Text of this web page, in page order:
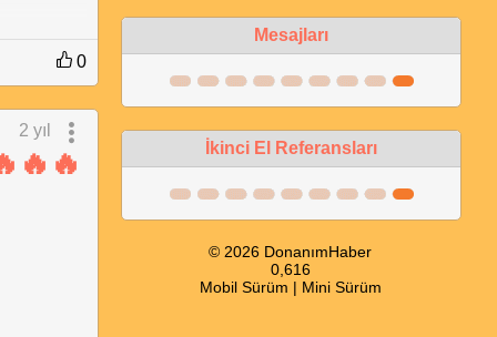
0
2 yıl
Mesajları
İkinci El Referansları
© 2026 DonanımHaber
0,616
Mobil Sürüm | Mini Sürüm